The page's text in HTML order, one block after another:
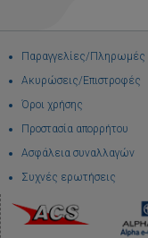
Παραγγελίες/Πληρωμές
Ακυρώσεις/Επιστροφές
Όροι χρήσης
Προστασία απορρήτου
Ασφάλεια συναλλαγών
Συχνές ερωτήσεις